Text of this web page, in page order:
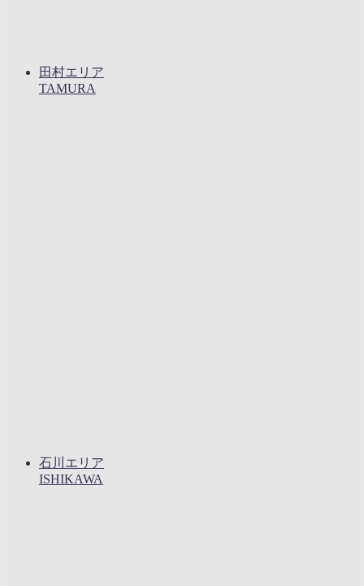
田村エリア
TAMURA
石川エリア
ISHIKAWA